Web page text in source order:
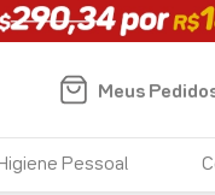
Meus
Higiene Pessoal